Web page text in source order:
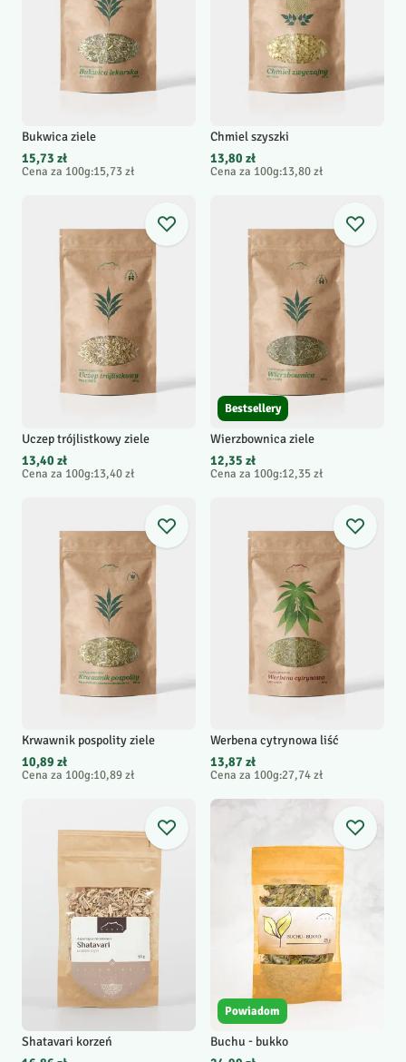
Bukwica ziele
15,73 zł
Cena za 100g:15,73 zł
Chmiel szyszki
13,80 zł
Cena za 100g:13,80 zł
Uczep trójlistkowy ziele
13,40 zł
Cena za 100g:13,40 zł
Bestsellery
Wierzbownica ziele
12,35 zł
Cena za 100g:12,35 zł
Krwawnik pospolity ziele
10,89 zł
Cena za 100g:10,89 zł
Werbena cytrynowa liść
13,87 zł
Cena za 100g:27,74 zł
Shatavari korzeń
Powiadom
Buchu - bukko